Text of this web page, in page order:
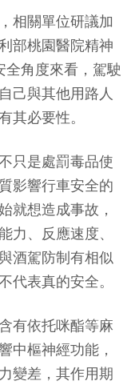
相關單位研議加
部桃園醫院精神
全角度來看，駕駛
己與其他用路人
其必要性。
只是處罰毒品使
影響行車安全的
就想造成事故，
力、反應速度、
酒駕防制有相似
代表真的安全。
有依托咪酯等麻
中樞神經功能，
變差，其作用期